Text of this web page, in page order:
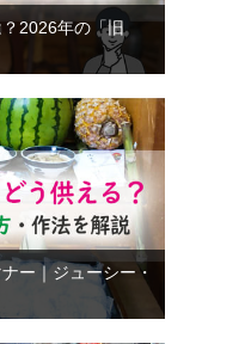
2026年の「旧
ー｜ジューシー・